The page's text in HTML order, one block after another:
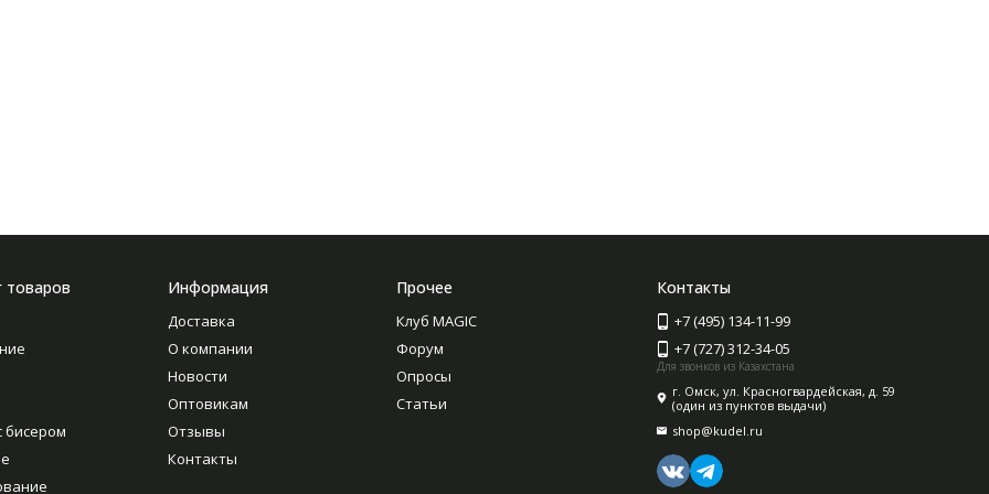
товаров
бисером
Информация
Доставка
О компании
Новости
Оптовикам
Отзывы
Контакты
Прочее
Клуб MAGIC
Форум
Опросы
Статьи
Контакты
+7 (495) 134-11-99
+7 (727) 312-34-05
Для звонков из Казахстана
г. Омск, ул. Красногвардейская, д. 59
(один из пунктов выдачи)
shop@kudel.ru